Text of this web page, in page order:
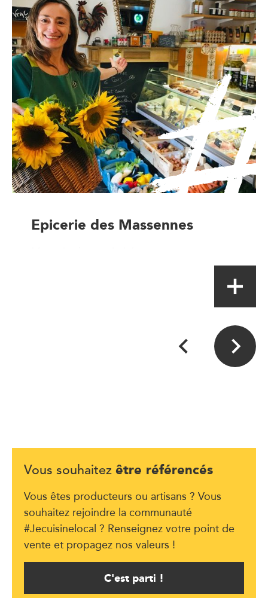
Epicerie des Massennes
Vous souhaitez être référencés
Vous êtes producteurs ou artisans ? Vous
souhaitez rejoindre la communauté
#Jecuisinelocal ? Renseignez votre point de
vente et propagez nos valeurs !
C'est parti !